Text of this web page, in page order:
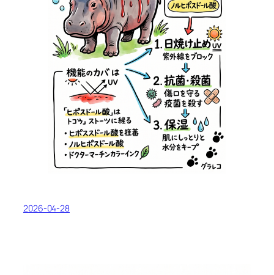
2026-04-28